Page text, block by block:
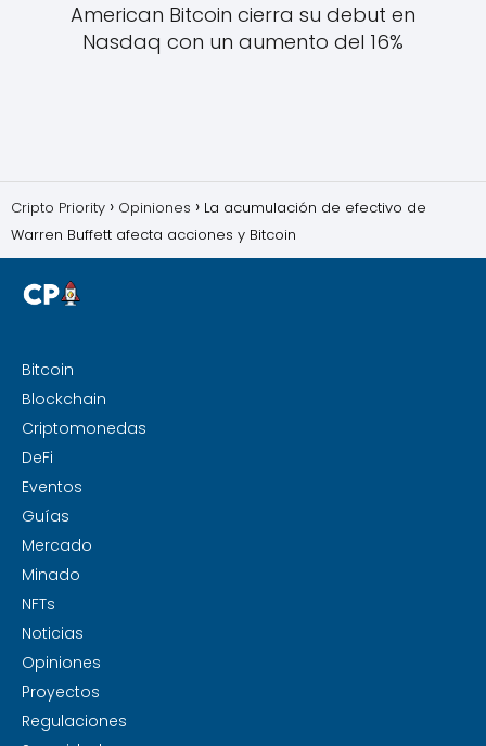
American Bitcoin cierra su debut en
Nasdaq con un aumento del 16%
Cripto Priority Opiniones
La acumulación de efectivo de
Warren Buffett afecta acciones y Bitcoin
Bitcoin
Blockchain
Criptomonedas
DeFi
Eventos
Guías
Mercado
Minado
NFTs
Noticias
Opiniones
Proyectos
Regulaciones